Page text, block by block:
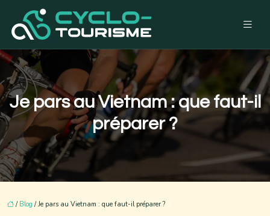
Je pars au Vietnam : que faut-il
préparer ?
/ Blog / Je pars au Vietnam : que faut-il préparer ?